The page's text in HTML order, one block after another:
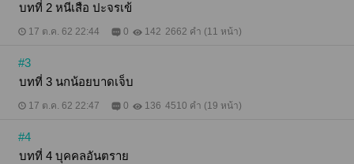
บทที่ 2 หนีเสือ ปะจรเข้
17 ต.ค. 62 22:44 0 142 2662 คำ (11 หน้า)
#3
บทที่ 3 นกน้อยบาดเจ็บ
17 ต.ค. 62 22:47 0 136 4510 คำ (19 หน้า)
#4
บทที่ 4 บุคคลอันตราย